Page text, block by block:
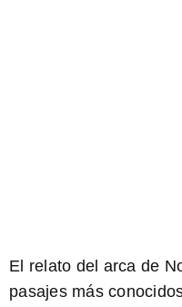
El relato del arca de
pasajes más